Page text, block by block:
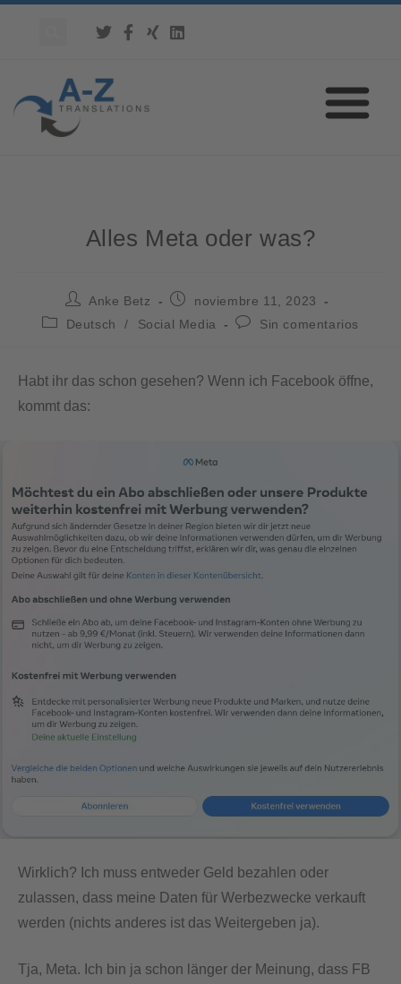
Alles Meta oder was?
Anke Betz
noviembre 11, 2023
Deutsch
/ Social Media Sin comentarios
Habt ihr das schon gesehen? Wenn ich Facebook öffne,
kommt das:
Wirklich? Ich muss entweder Geld bezahlen oder
zulassen, dass meine Daten für Werbezwecke verkauft
werden (nichts anderes ist das Weitergeben ja).
Tja, Meta. Ich bin ja schon länger der Meinung, dass FB